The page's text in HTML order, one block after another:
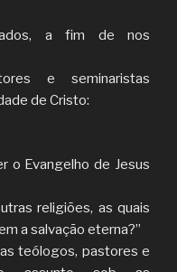
a fim de nos
e seminaristas
de Cristo:
o Evangelho de Jesus
religiões, as quais
a salvação eterna?”
teólogos, pastores e